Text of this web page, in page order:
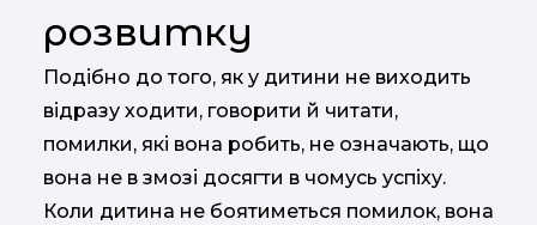
розвитку
Подібно до того, як у дитини не виходить
відразу ходити, говорити й читати,
помилки, які вона робить, не означають, що
вона не в змозі досягти в чомусь успіху.
Коли дитина не боятиметься помилок, вона